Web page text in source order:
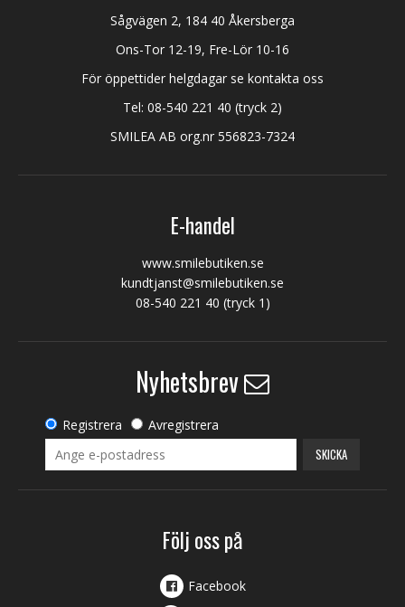
Sågvägen 2, 184 40 Åkersberga
Ons-Tor 12-19, Fre-Lör 10-16
För öppettider helgdagar se kontakta oss
Tel: 08-540 221 40 (tryck 2)
SMILEA AB org.nr 556823-7324
E-handel
www.smilebutiken.se
kundtjanst@smilebutiken.se
08-540 221 40 (tryck 1)
Nyhetsbrev
Registrera Avregistrera
SKICKA
Följ oss på
Facebook